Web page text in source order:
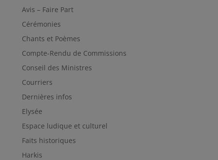
Avis – Faire Part
Cérémonies
Chants et Poèmes
Compte-Rendu de Commissions
Conseil des Ministres
Courriers
Dernières infos
Elysée
Espace ludique et culturel
Faits historiques
Harkis